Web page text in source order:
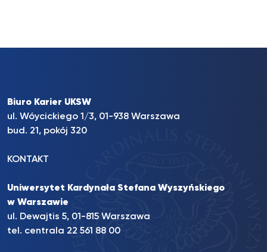
Biuro Karier UKSW
ul. Wóycickiego 1/3, 01-938 Warszawa
bud. 21, pokój 320
KONTAKT
Uniwersytet Kardynała Stefana Wyszyńskiego
w Warszawie
ul. Dewajtis 5, 01-815 Warszawa
tel. centrala 22 561 88 00